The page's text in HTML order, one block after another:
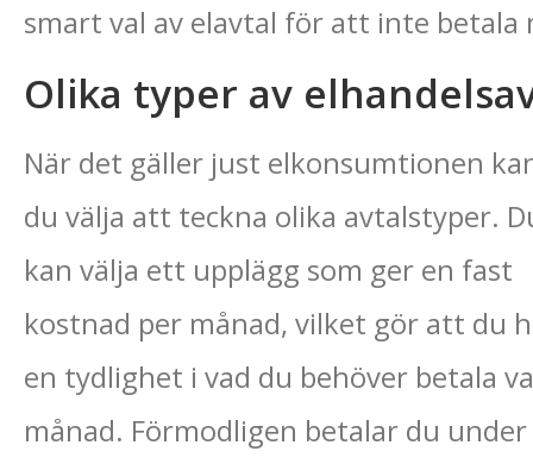
smart val av elavtal för att inte betala
Olika typer av
När det gäller just elkonsumtionen
du välja att teckna olika avtalstyper.
kan välja ett upplägg som ger en fast
kostnad per månad, vilket gör att du
en tydlighet i vad du behöver betala
månad. Förmodligen betalar du under